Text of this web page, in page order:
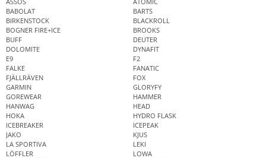
BABOLAT
BARTS
BIRKENSTOCK
BLACKROLL
BOGNER FIRE+ICE
BROOKS
BUFF
DEUTER
DOLOMITE
DYNAFIT
E9
F2
FALKE
FANATIC
FJÄLLRÄVEN
FOX
GARMIN
GLORYFY
GOREWEAR
HAMMER
HANWAG
HEAD
HOKA
HYDRO FLASK
ICEBREAKER
ICEPEAK
JAKO
KJUS
LA SPORTIVA
LEKI
LÖFFLER
LOWA